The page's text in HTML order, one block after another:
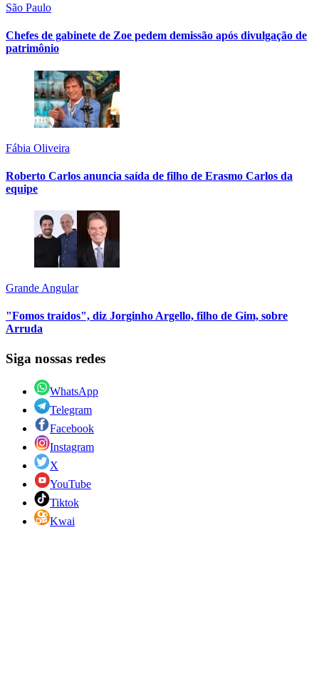
São Paulo
Chefes de gabinete de Zoe pedem demissão após divulgação de
patrimônio
Fábia Oliveira
Roberto Carlos anuncia saída de filho de Erasmo Carlos da
equipe
Grande Angular
"Fomos traídos", diz Jorginho Argello, filho de Gim, sobre
Arruda
Siga nossas redes
WhatsApp
Telegram
Facebook
Instagram
X
YouTube
Tiktok
Kwai